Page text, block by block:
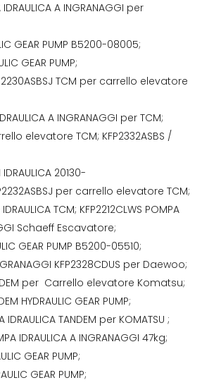
IDRAULICA A INGRANAGGI per
GEAR PUMP B5200-08005;
GEAR PUMP;
2230ASBSJ TCM per carrello elevatore
A INGRANAGGI per TCM;
elevatore TCM; KFP2332ASBS /
20130-
per carrello elevatore TCM;
TCM; KFP2212CLWS POMPA
Schaeff Escavatore;
GEAR PUMP B5200-05510;
KFP2328CDUS per Daewoo;
per Carrello elevatore Komatsu;
HYDRAULIC GEAR PUMP;
IDRAULICA TANDEM per KOMATSU ;
IDRAULICA A INGRANAGGI 47kg;
GEAR PUMP;
GEAR PUMP;